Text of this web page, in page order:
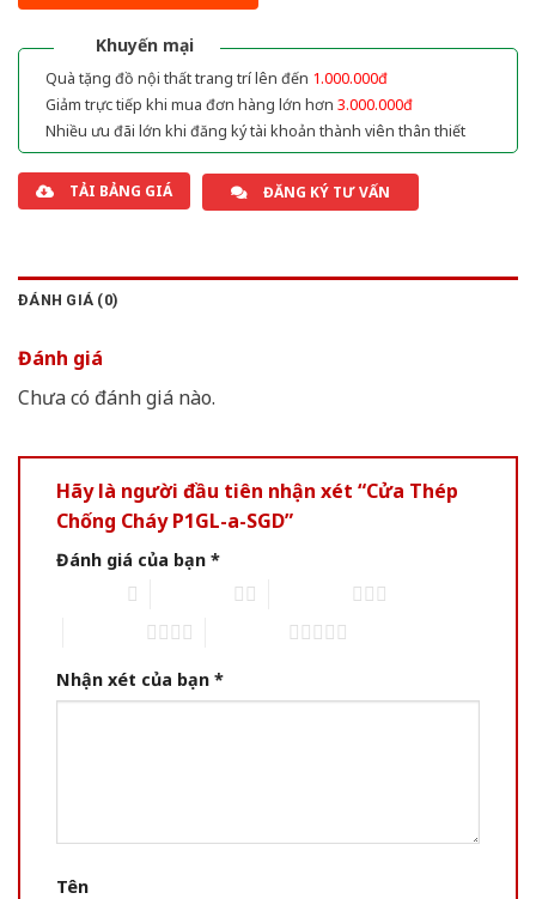
Khuyến mại
Quà tặng đồ nội thất trang trí lên đến 1.000.000đ
Giảm trực tiếp khi mua đơn hàng lớn hơn 3.000.000đ
Nhiều ưu đãi lớn khi đăng ký tài khoản thành viên thân thiết
TẢI BẢNG GIÁ ĐĂNG KÝ TƯ VẤN
ĐÁNH GIÁ (0)
Đánh giá
Chưa có đánh giá nào.
Hãy là người đầu tiên nhận xét “Cửa Thép
Chống Cháy P1GL-a-SGD”
Đánh giá của bạn *
Nhận xét của bạn *
Tên